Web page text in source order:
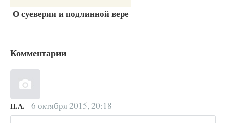
О суеверии и подлинной вере
Комментарии
Н.А. 6 октября 2015, 20:18